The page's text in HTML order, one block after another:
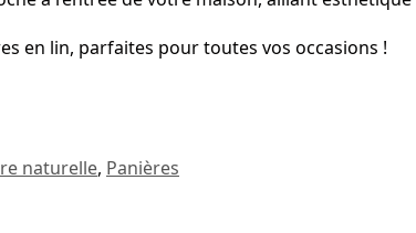
en lin, parfaites pour toutes vos occasions !
naturelle, Panières